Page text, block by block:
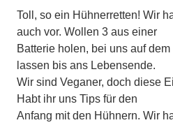
Toll, so ein Hühnerretten! Wir
auch vor. Wollen 3 aus einer
Batterie holen, bei uns auf
lassen bis ans Lebensende.
Wir sind Veganer, doch diese
Habt ihr uns Tips für den
Anfang mit den Hühnern. Wir